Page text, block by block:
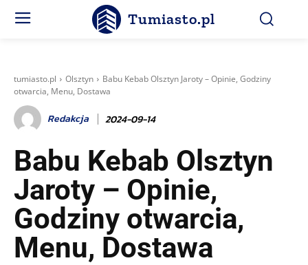
Tumiasto.pl
tumiasto.pl Olsztyn
Babu Kebab Olsztyn Jaroty – Opinie, Godziny
otwarcia, Menu, Dostawa
Redakcja 2024-09-14
Babu Kebab Olsztyn
Jaroty – Opinie,
Godziny otwarcia,
Menu, Dostawa